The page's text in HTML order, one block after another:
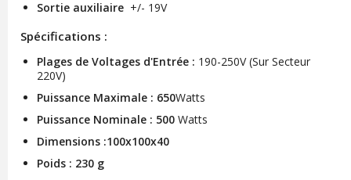
Sortie auxiliaire +/- 19V
Spécifications :
Plages de Voltages d'Entrée : 190-250V (Sur Secteur
220V)
Puissance Maximale : 650Watts
Puissance Nominale : 500Watts
Dimensions :100x100x40
Poids : 230 g